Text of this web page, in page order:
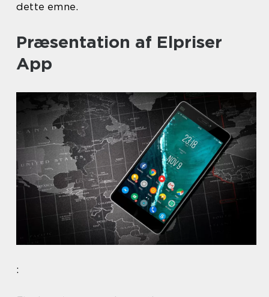
dette emne.
Præsentation af Elpriser
App
: